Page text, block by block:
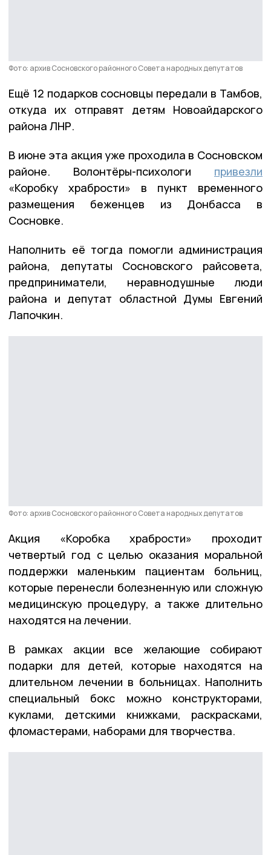
Фото: архив Сосновского районного Совета народных депутатов
Ещё 12 подарков сосновцы передали в Тамбов,
откуда их отправят детям Новоайдарского
района ЛНР.
В июне эта акция уже проходила в Сосновском
районе. Волонтёры-психологи привезли
«Коробку храбрости» в пункт временного
размещения беженцев из Донбасса в
Сосновке.
Наполнить её тогда помогли администрация
района, депутаты Сосновского райсовета,
предприниматели, неравнодушные люди
района и депутат областной Думы Евгений
Лапочкин.
Фото: архив Сосновского районного Совета народных депутатов
Акция «Коробка храбрости» проходит
четвертый год с целью оказания моральной
поддержки маленьким пациентам больниц,
которые перенесли болезненную или сложную
медицинскую процедуру, а также длительно
находятся на лечении.
В рамках акции все желающие собирают
подарки для детей, которые находятся на
длительном лечении в больницах. Наполнить
специальный бокс можно конструкторами,
куклами, детскими книжками, раскрасками,
фломастерами, наборами для творчества.